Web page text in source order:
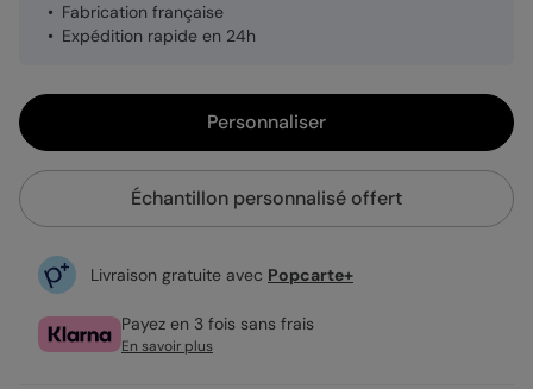
Fabrication française
Expédition rapide en 24h
Personnaliser
Échantillon personnalisé offert
Livraison gratuite avec Popcarte+
Payez en 3 fois sans frais
En savoir plus